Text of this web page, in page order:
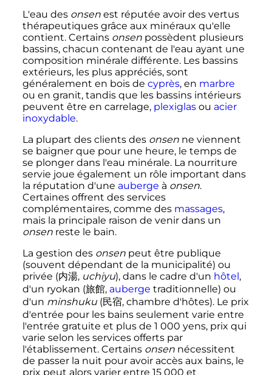
L'eau des onsenest réputée avoir des vertus
thérapeutiques grâce aux minéraux qu'elle
contient. Certains onsenpossèdent plusieurs
bassins, chacun contenant de l'eau ayant une
composition minérale différente. Les bassins
extérieurs, les plus appréciés, sont
généralement en bois de cyprès, en marbre
ou en granit, tandis que les bassins intérieurs
peuvent être en carrelage, plexiglasou acier
inoxydable.
La plupart des clients des onsenne viennent
se baigner que pour une heure, le temps de
se plonger dans l'eau minérale. La nourriture
servie joue également un rôle important dans
la réputation d'une auberge à onsen.
Certaines offrent des services
complémentaires, comme des massages,
mais la principale raison de venir dans un
onsenreste le bain.
La gestion des onsenpeut être publique
(souvent dépendant de la municipalité) ou
privée (内湯, uchiyu), dans le cadre d'un hôtel ,
d'un ryokan (旅館, auberge traditionnelle) ou
d'un minshuku (民宿, chambre d'hôtes). Le prix
d'entrée pour les bains seulement varie entre
l'entrée gratuite et plus de 1 000 yens, prix qui
varie selon les services offerts par
l'établissement. Certains onsennécessitent
de passer la nuit pour avoir accès aux bains, le
prix peut alors varier entre 15 000 et